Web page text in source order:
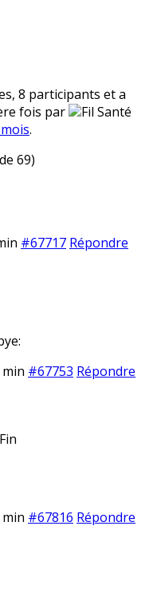
8 participants et a
fois par
Fil Santé
.
69)
#67717 Répondre
min #67753 Répondre
min #67816 Répondre